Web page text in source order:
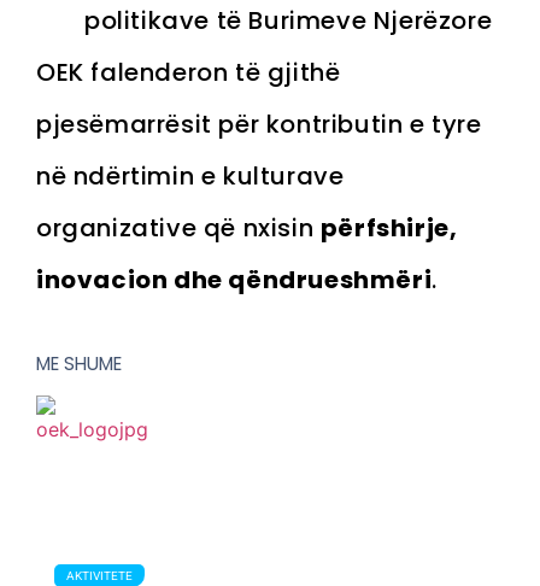
politikave të Burimeve Njerëzore
OEK falenderon të gjithë
pjesëmarrësit për kontributin e tyre
në ndërtimin e kulturave
organizative që nxisin përfshirje,
inovacion dhe qëndrueshmëri.
ME SHUME
AKTIVITETE